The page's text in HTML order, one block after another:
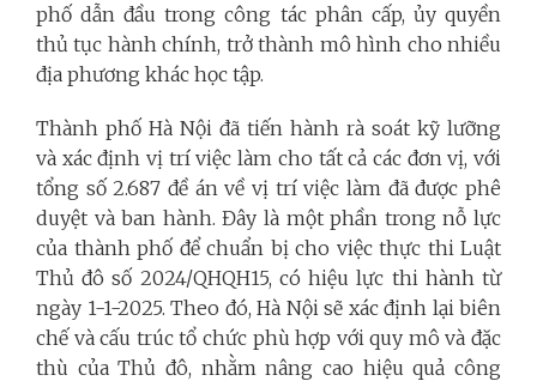
phố dẫn đầu trong công tác phân cấp, ủy quyền
thủ tục hành chính, trở thành mô hình cho nhiều
địa phương khác học tập.
Thành phố Hà Nội đã tiến hành rà soát kỹ lưỡng
và xác định vị trí việc làm cho tất cả các đơn vị, với
tổng số 2.687 đề án về vị trí việc làm đã được phê
duyệt và ban hành. Đây là một phần trong nỗ lực
của thành phố để chuẩn bị cho việc thực thi Luật
Thủ đô số 2024/QHQH15, có hiệu lực thi hành từ
ngày 1-1-2025. Theo đó, Hà Nội sẽ xác định lại biên
chế và cấu trúc tổ chức phù hợp với quy mô và đặc
thù của Thủ đô, nhằm nâng cao hiệu quả công